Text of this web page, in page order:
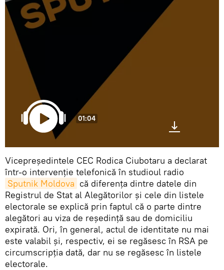
01:04
Vicepreședintele CEC Rodica Ciubotaru a declarat
într-o intervenție telefonică în studioul radio
Sputnik Moldova că diferența dintre datele din
Registrul de Stat al Alegătorilor și cele din listele
electorale se explică prin faptul că o parte dintre
alegători au viza de reședință sau de domiciliu
expirată. Ori, în general, actul de identitate nu mai
este valabil și, respectiv, ei se regăsesc în RSA pe
circumscripția dată, dar nu se regăsesc în listele
electorale.